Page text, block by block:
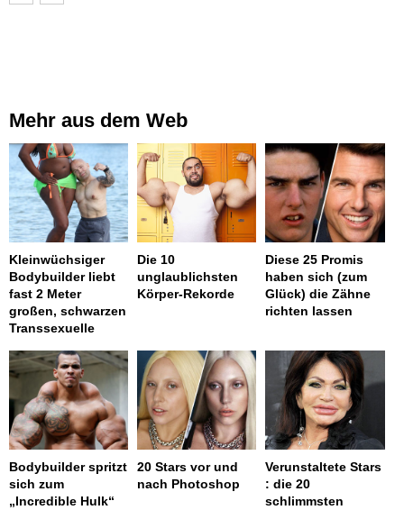
Mehr aus dem Web
Kleinwüchsiger
Bodybuilder liebt
fast 2 Meter
großen, schwarzen
Transsexuelle
Die 10
unglaublichsten
Körper-Rekorde
Diese 25 Promis
haben sich (zum
Glück) die Zähne
richten lassen
Bodybuilder spritzt
sich zum
„Incredible Hulk“
20 Stars vor und
nach Photoshop
Verunstaltete Stars
: die 20
schlimmsten